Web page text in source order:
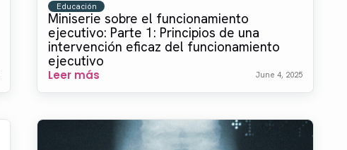
Educación
Miniserie sobre el funcionamiento
ejecutivo: Parte 1: Principios de una
intervención eficaz del funcionamiento
ejecutivo
Leer más June 4, 2025